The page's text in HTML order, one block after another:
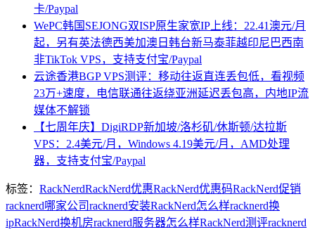
卡/Paypal
WePC韩国SEJONG双ISP原生家宽IP上线：22.41澳元/月
起，另有英法德西美加澳日韩台新马泰菲越印尼巴西南
非TikTok VPS，支持支付宝/Paypal
云途香港BGP VPS测评：移动往返直连丢包低，看视频
23万+速度，电信联通往返绕亚洲延迟丢包高，内地IP流
媒体不解锁
【七周年庆】DigiRDP新加坡/洛杉矶/休斯顿/达拉斯
VPS：2.4美元/月，Windows 4.19美元/月，AMD处理
器，支持支付宝/Paypal
标签： RackNerdRackNerd优惠RackNerd优惠码RackNerd促销
racknerd哪家公司racknerd安装RackNerd怎么样racknerd换
ipRackNerd换机房racknerd服务器怎么样RackNerd测评racknerd